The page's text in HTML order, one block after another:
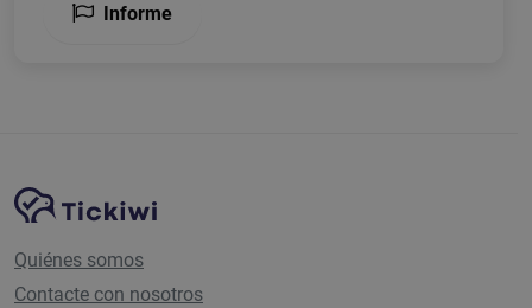
Informe
Navegación del sitio
Plataforma Tickiwi
Quiénes somos
Contacte con nosotros